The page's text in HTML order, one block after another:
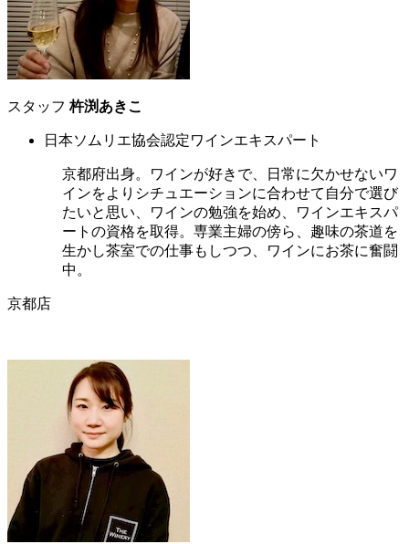
スタッフ 杵渕あきこ
日本ソムリエ協会認定ワインエキスパート
京都府出身。ワインが好きで、日常に欠かせないワ
インをよりシチュエーションに合わせて自分で選び
たいと思い、ワインの勉強を始め、ワインエキスパ
ートの資格を取得。専業主婦の傍ら、趣味の茶道を
生かし茶室での仕事もしつつ、ワインにお茶に奮闘
中。
京都店